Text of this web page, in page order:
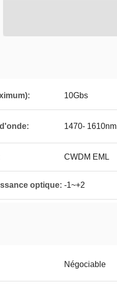
10Gbs
1470- 1610nm
CWDM EML
optique: -1~+2
Négociable